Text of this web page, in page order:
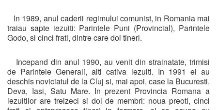
In 1989, anul caderii regimului comunist, in Romania mai
traiau sapte iezuiti: Parintele Puni (Provincial), Parintele
Godo, si cinci frati, dintre care doi tineri.
Incepand din anul 1990, au venit din strainatate, trimisi
de Parintele Generali, alti cativa iezuiti. In 1991 ei au
deschis noviciatul de la Cluj si, mai apoi, case la Bucuresti,
Deva, Iasi, Satu Mare. In prezent Provincia Romana a
iezuitilor are treizeci si doi de membri: noua preoti, cinci